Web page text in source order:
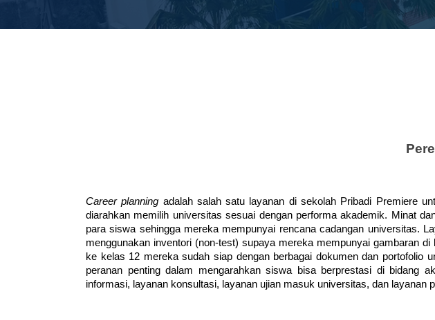
Career planning adalah salah satu layanan di sekolah Pribadi Premiere
diarahkan memilih universitas sesuai dengan performa akademik. Minat
para siswa sehingga mereka mempunyai rencana cadangan universitas.
menggunakan inventori (non-test) supaya mereka mempunyai gambaran
ke kelas 12 mereka sudah siap dengan berbagai dokumen dan portofolio
peranan penting dalam mengarahkan siswa bisa berprestasi di bidang
informasi, layanan konsultasi, layanan ujian masuk universitas, dan layanan